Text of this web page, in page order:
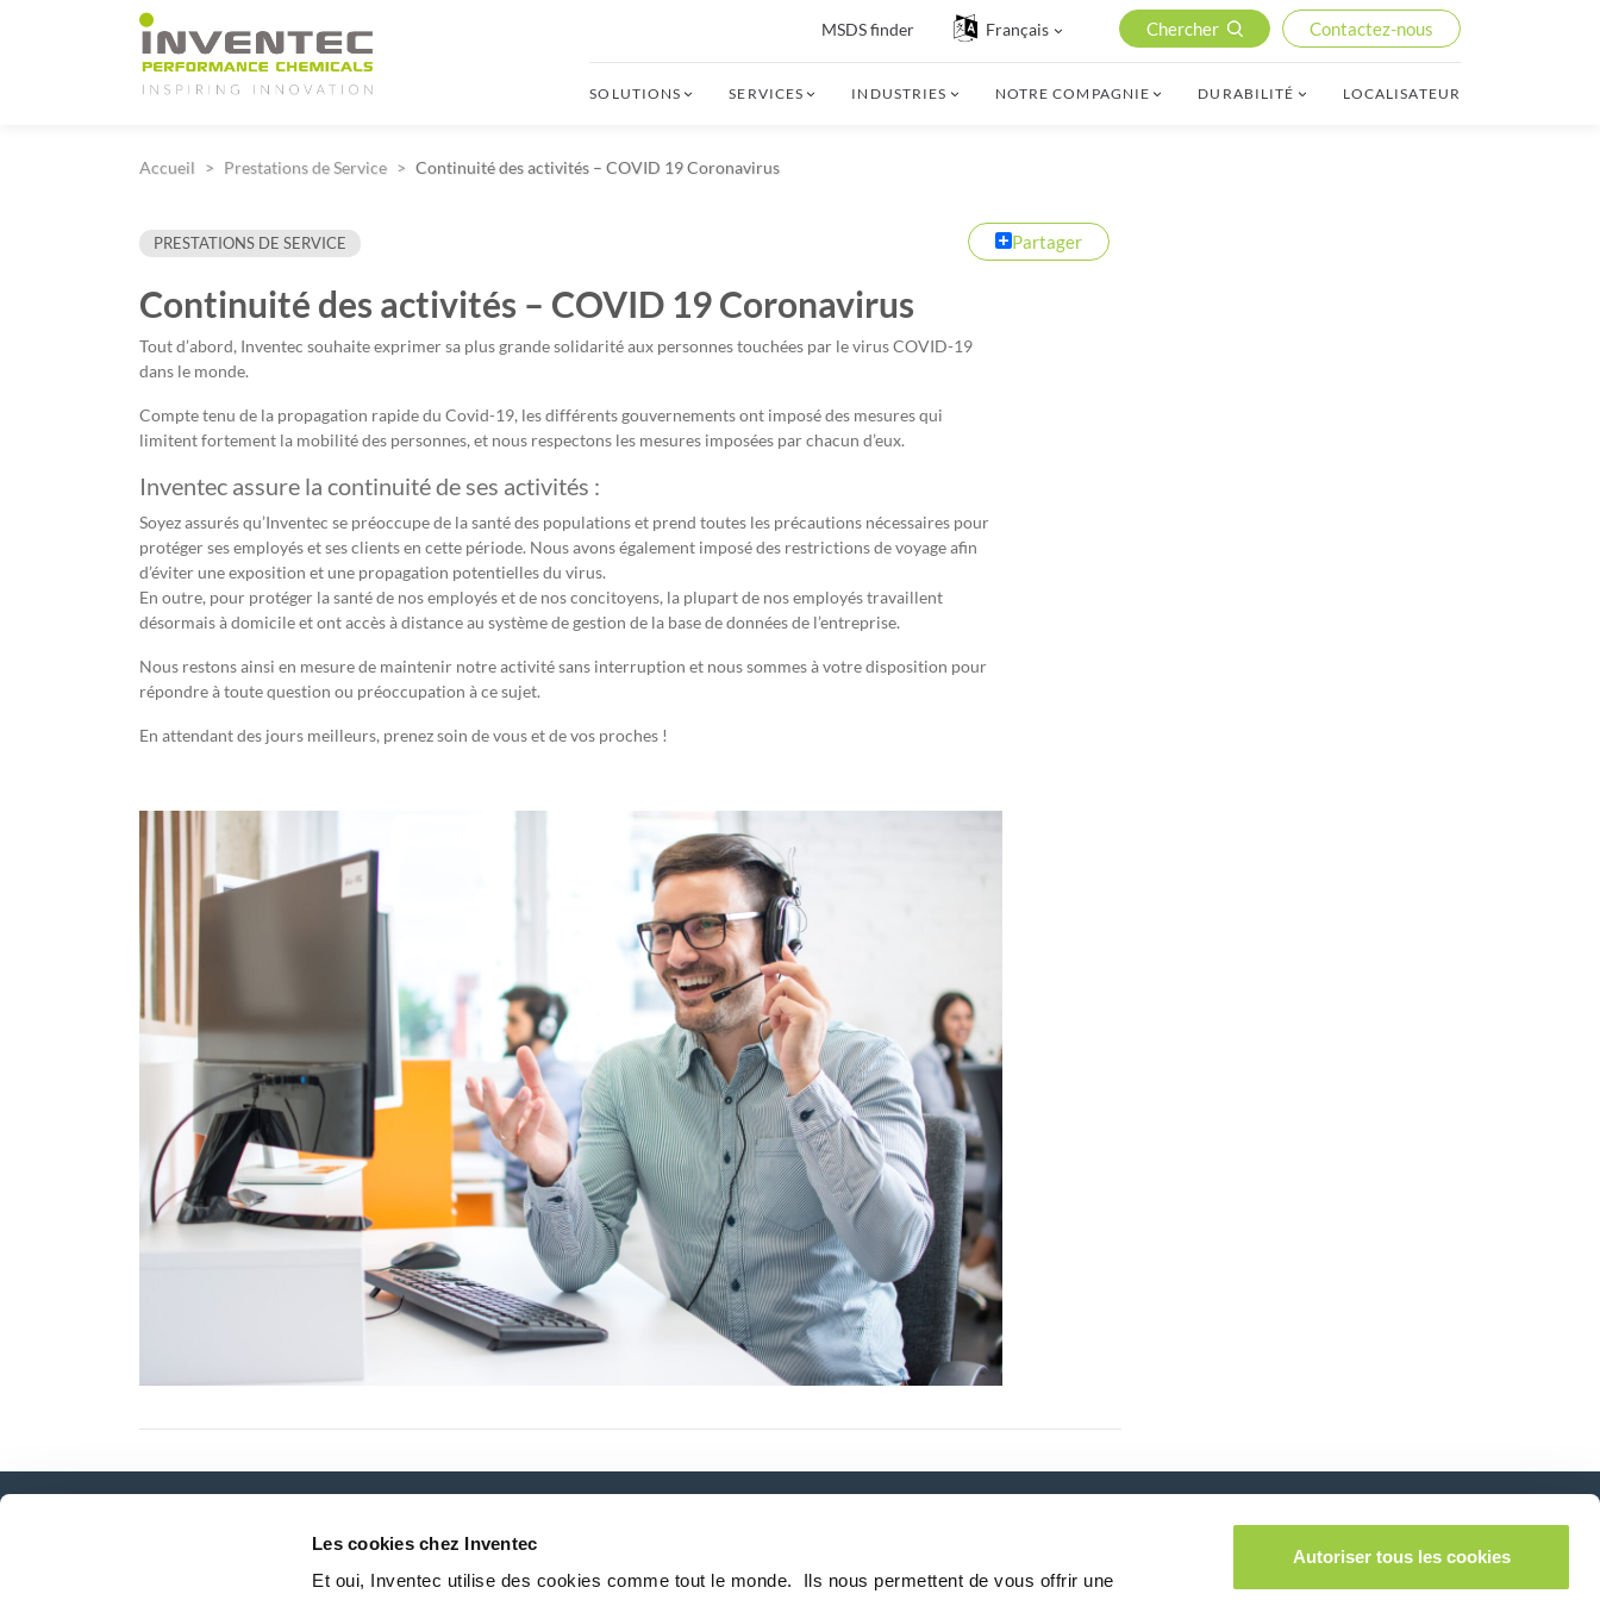
Les cookies chez Inventec
Et oui, Inventec utilise des cookies comme tout le monde. ​ Ils nous permettent de vous offrir une
Autoriser tous les cookies
Main Navigation
MSDS finder Français Chercher Contactez-nous
SOLUTIONS SERVICES INDUSTRIES NOTRE COMPAGNIE DURABILITÉ LOCALISATEUR
Accueil Prestations de Service Continuité des activités – COVID 19 Coronavirus
PRESTATIONS DE SERVICE Partager
Continuité des activités – COVID 19 Coronavirus
Tout d’abord, Inventec souhaite exprimer sa plus grande solidarité aux personnes touchées par le virus COVID-19
dans le monde.
Compte tenu de la propagation rapide du Covid-19, les différents gouvernements ont imposé des mesures qui
limitent fortement la mobilité des personnes, et nous respectons les mesures imposées par chacun d’eux.
Inventec assure la continuité de ses activités :
Soyez assurés qu’Inventec se préoccupe de la santé des populations et prend toutes les précautions nécessaires pour
protéger ses employés et ses clients en cette période. Nous avons également imposé des restrictions de voyage afin
d’éviter une exposition et une propagation potentielles du virus.
En outre, pour protéger la santé de nos employés et de nos concitoyens, la plupart de nos employés travaillent
désormais à domicile et ont accès à distance au système de gestion de la base de données de l’entreprise.
Nous restons ainsi en mesure de maintenir notre activité sans interruption et nous sommes à votre disposition pour
répondre à toute question ou préoccupation à ce sujet.
En attendant des jours meilleurs, prenez soin de vous et de vos proches !
Restez connecté avec notre newsletter!
Suivez-nous sur: